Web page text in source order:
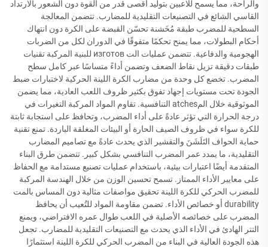
والراحة، مما يسمح للاعبين بتوليد أقصى قدر من القوة دون الشعور بالارتداد
القاسي الشائع في التصنيعات التقليدية للمضارب. تتضمن المعالجة
السطحية للمضرب طبقة مُخَشنة تحسّن القبضة على الكرة دون انتهاك
أحكام البطولات، مما يمنح تحكمًا متفوقًا في الدوران لكل من الضربات
الهجومية والدفاعية. تتضمن عمليات الت изготов للبنية المركبة تقنيات
طبقات دقيقة تزيل نقاط الضعف وتضمن أداءً متساسًا عبر كامل سطح
المضرب. تخضع كل وحدة من مضارب الكرة اللينة الحركية لاختبارات ضبط
الجودة تحت مستويات إجهاد تفوق بكثير ظروف اللعب العادية، مما يضمن
الموثوقية خلال المatches التنافسية. تقاوم المواد المركبة التغيرات في
درجة الحرارة التي تؤثر عادةً على أداء المضرب، وتحافظ على استجابة ثابتة
للكرة سواء في ظروف الصيف الحارة أو البيئات المغلقة الباردة. تمنع تقنية
حماية الحواف التَلَشَنَ والتقشير الذي يحدث عادةً مع تصاميم المضارب
التقليدية، ما يمدد عمر المضرب التنافسي بشكل كبير. تتضمن طرق البناء
المتقدمة أيضًا اعتبارات بيئية، باستخدام عمليات تصنيع مستدامة مع الحفاظ
على معايير الأداء الممتاز. تسمح تحسين الوزن من خلال الهندسة المركبة
للمضرب الحركي للكرة اللينة تحقيق مواصفات مثالية دون المساس بالمت
durability أو خصائص الأداء. تضمن مقاومة المواد للتُعيب أن يحافظ
المضرب على خصائصه الأصلية في اللعب طوال عمره الافتراضي، ويمنع
التتر الهادئ في الأداء الذي يحدث مع التصنيعات التقليدية للمضارب. تجعل
هذه الجودة العالية في البناء من المضرب الحركي للكرة اللينة استثمارًا